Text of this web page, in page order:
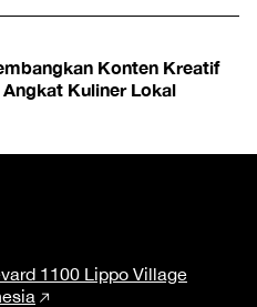
Konten Kreatif
Kuliner Lokal
1100 Lippo Village